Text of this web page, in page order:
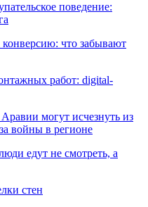
поведение:
что забывают
работ: digital-
могут исчезнуть из
войны в регионе
едут не смотреть, а
стен